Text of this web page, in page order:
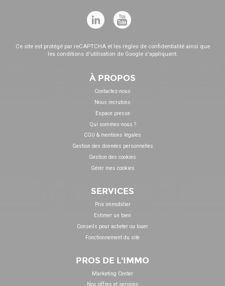
Ce site est protégé par reCAPTCHA et les règles de confidentialitéainsi que
les conditions d'utilisation de Google s'appliquent.
À PROPOS
Contactez-nous
Nous recrutons
Espace presse
Qui sommes-nous ?
CGU & mentions légales
Gestion des données personnelles
Gestion des cookies
Gérer mes cookies
SERVICES
Prix immobilier
Estimer un bien
Conseils pour acheter ou louer
Fonctionnement du site
PROS DE L'IMMO
Marketing Center
Nos offres et services